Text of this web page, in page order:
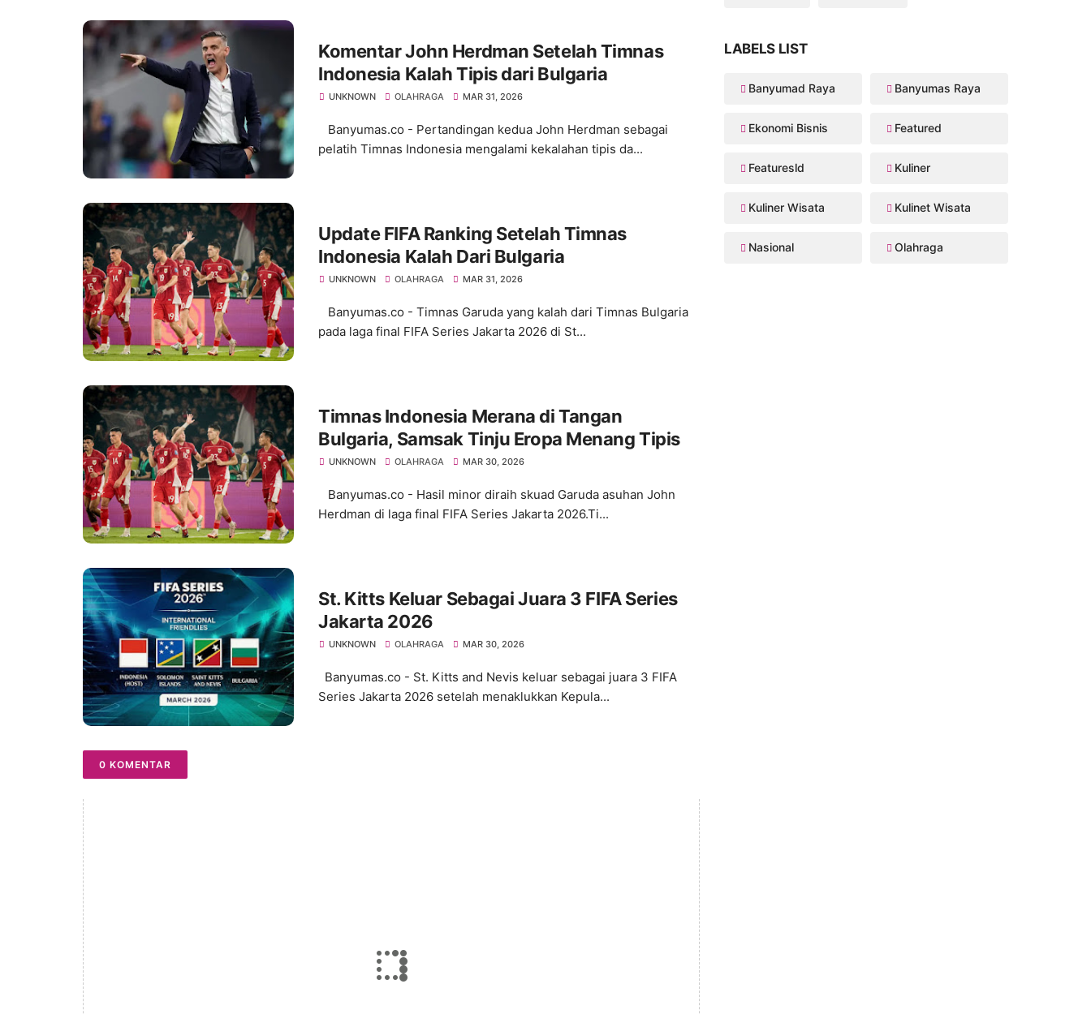
Komentar John Herdman Setelah Timnas
Indonesia Kalah Tipis dari Bulgaria
UNKNOWN OLAHRAGA MAR 31, 2026
Banyumas.co - Pertandingan kedua John Herdman sebagai
pelatih Timnas Indonesia mengalami kekalahan tipis da...
Update FIFA Ranking Setelah Timnas
Indonesia Kalah Dari Bulgaria
UNKNOWN OLAHRAGA MAR 31, 2026
Banyumas.co - Timnas Garuda yang kalah dari Timnas Bulgaria
pada laga final FIFA Series Jakarta 2026 di St...
Timnas Indonesia Merana di Tangan
Bulgaria, Samsak Tinju Eropa Menang Tipis
UNKNOWN OLAHRAGA MAR 30, 2026
Banyumas.co - Hasil minor diraih skuad Garuda asuhan John
Herdman di laga final FIFA Series Jakarta 2026.Ti...
St. Kitts Keluar Sebagai Juara 3 FIFA Series
Jakarta 2026
UNKNOWN OLAHRAGA MAR 30, 2026
Banyumas.co - St. Kitts and Nevis keluar sebagai juara 3 FIFA
Series Jakarta 2026 setelah menaklukkan Kepula...
0 KOMENTAR
LABELS LIST
Banyumad Raya Banyumas Raya
Ekonomi Bisnis Featured
Featuresld Kuliner
Kuliner Wisata Kulinet Wisata
Nasional Olahraga